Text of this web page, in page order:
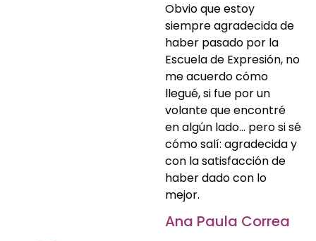
Obvio que estoy
siempre agradecida de
haber pasado por la
Escuela de Expresión, no
me acuerdo cómo
llegué, si fue por un
volante que encontré
en algún lado… pero si sé
cómo salí: agradecida y
con la satisfacción de
haber dado con lo
mejor.
Ana Paula Correa